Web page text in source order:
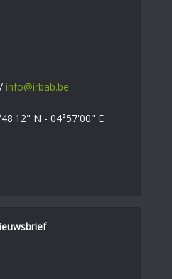
/ info@irbab.be
N - 04°57'00" E